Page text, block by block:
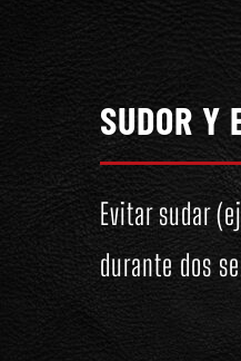
SUDOR Y
Evitar sudar
durante dos